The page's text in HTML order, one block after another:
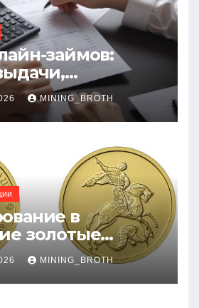
займов:
ставки и
к заемщикам
MINING_BROTH
в
золотые
MINING_BROTH